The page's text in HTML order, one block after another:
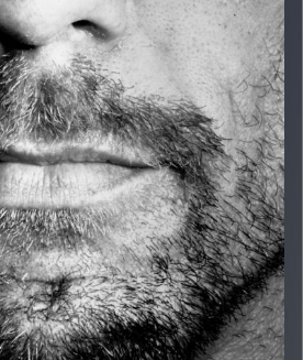
עם שמוליק רגב.
קרדיט תמונות: David Goehring